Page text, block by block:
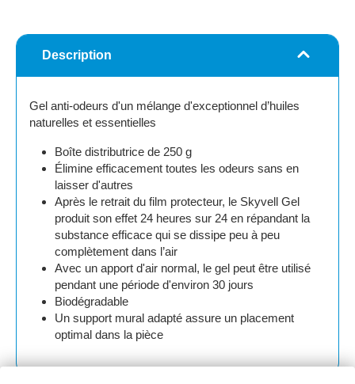
Description
Gel anti-odeurs d'un mélange d'exceptionnel d’huiles
naturelles et essentielles
Boîte distributrice de 250 g
Élimine efficacement toutes les odeurs sans en
laisser d'autres
Après le retrait du film protecteur, le Skyvell Gel
produit son effet 24 heures sur 24 en répandant la
substance efficace qui se dissipe peu à peu
complètement dans l’air
Avec un apport d'air normal, le gel peut être utilisé
pendant une période d'environ 30 jours
Biodégradable
Un support mural adapté assure un placement
optimal dans la pièce